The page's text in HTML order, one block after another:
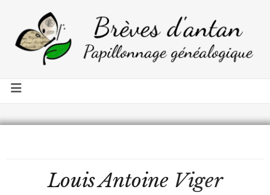
Louis Antoine Viger